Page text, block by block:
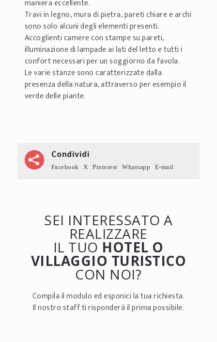
maniera eccellente.
Travi in legno, mura di pietra, pareti chiare e archi
sono solo alcuni degli elementi presenti.
Accoglienti camere con stampe su pareti,
illuminazione di lampade ai lati del letto e tutti i
confort necessari per un soggiorno da favola.
Le varie stanze sono caratterizzate dalla
presenza della natura, attraverso per esempio il
verde delle piante.
Condividi
Facebook X Pinterest Whatsapp E-mail
SEI INTERESSATO A
REALIZZARE
IL TUO HOTEL O
VILLAGGIO TURISTICO
CON NOI?
Compila il modulo ed esponici la tua richiesta.
Il nostro staff ti risponderà il prima possibile.